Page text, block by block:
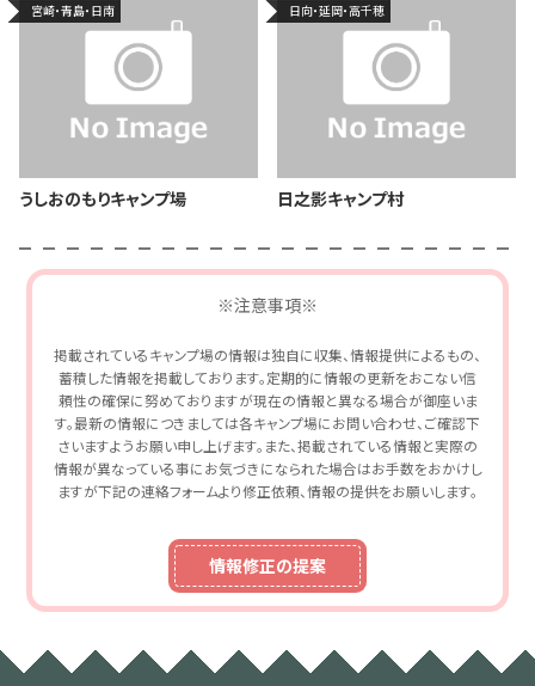
宮崎・青島・日南
うしおのもりキャンプ場
日向・延岡・高千穂
日之影キャンプ村
※注意事項※
掲載されているキャンプ場の情報は独自に収集、情報提供によるもの、
蓄積した情報を掲載しております。定期的に情報の更新をおこない信
頼性の確保に努めておりますが現在の情報と異なる場合が御座いま
す。最新の情報につきましては各キャンプ場にお問い合わせ、ご確認下
さいますようお願い申し上げます。また、掲載されている情報と実際の
情報が異なっている事にお気づきになられた場合はお手数をおかけし
ますが下記の連絡フォームより修正依頼、情報の提供をお願いします。
情報修正の提案